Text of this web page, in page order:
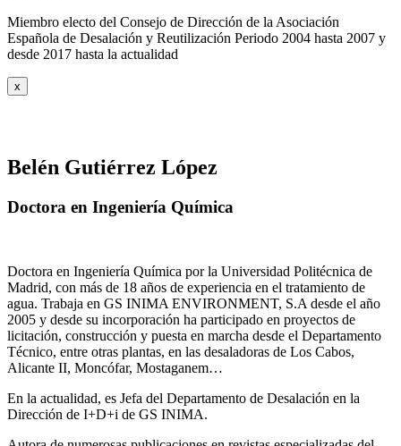
Miembro electo del Consejo de Dirección de la Asociación
Española de Desalación y Reutilización Periodo 2004 hasta 2007 y
desde 2017 hasta la actualidad
x
Belén Gutiérrez López
Doctora en Ingeniería Química
Doctora en Ingeniería Química por la Universidad Politécnica de
Madrid, con más de 18 años de experiencia en el tratamiento de
agua. Trabaja en GS INIMA ENVIRONMENT, S.A desde el año
2005 y desde su incorporación ha participado en proyectos de
licitación, construcción y puesta en marcha desde el Departamento
Técnico, entre otras plantas, en las desaladoras de Los Cabos,
Alicante II, Moncófar, Mostaganem…
En la actualidad, es Jefa del Departamento de Desalación en la
Dirección de I+D+i de GS INIMA.